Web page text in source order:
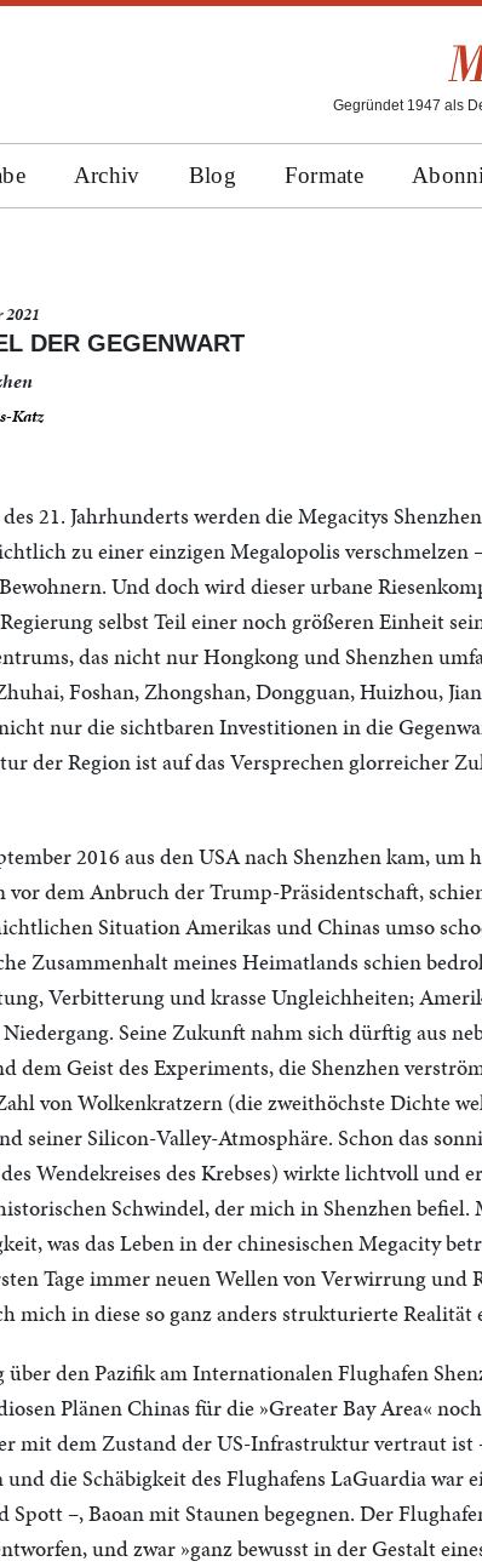
Gegründet 1947 als
Archiv Blog Formate
2021
DER GEGENWART
Katz
21. Jahrhunderts werden die Megacitys
zu einer einzigen Megalopolis verschmelzen
Und doch wird dieser urbane
selbst Teil einer noch größeren Einheit
das nicht nur Hongkong und Shenzhen
Foshan, Zhongshan, Dongguan, Huizhou,
nur die sichtbaren Investitionen in die
der Region ist auf das Versprechen glorreicher
2016 aus den USA nach Shenzhen kam,
vor dem Anbruch der Trump-Präsidentschaft,
Situation Amerikas und Chinas umso
Zusammenhalt meines Heimatlands schien
Verbitterung und krasse Ungleichheiten;
Seine Zukunft nahm sich dürftig aus
dem Geist des Experiments, die Shenzhen
von Wolkenkratzern (die zweithöchste Dichte
seiner Silicon-Valley-Atmosphäre. Schon das
Wendekreises des Krebses) wirkte lichtvoll und
Schwindel, der mich in Shenzhen befiel.
was das Leben in der chinesischen Megacity
Tage immer neuen Wellen von Verwirrung und
mich in diese so ganz anders strukturierte Realität
den Pazifik am Internationalen Flughafen
Plänen Chinas für die »Greater Bay Area«
mit dem Zustand der US-Infrastruktur vertraut ist
und die Schäbigkeit des Flughafens LaGuardia war
Spott –, Baoan mit Staunen begegnen. Der
und zwar »ganz bewusst in der Gestalt